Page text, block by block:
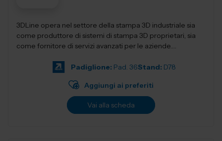
3DLine opera nel settore della stampa 3D industriale sia
come produttore di sistemi di stampa 3D proprietari, sia
come fornitore di servizi avanzati per le aziende.
Padiglione: Pad. 36Stand: D78
Aggiungi ai preferiti
Vai alla scheda